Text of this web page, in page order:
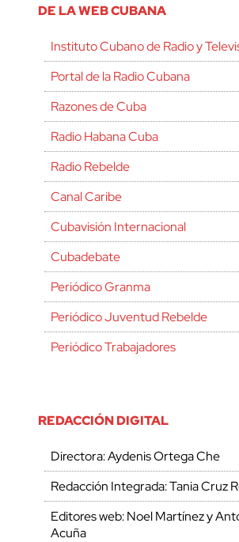
DE LA WEB CUBANA
Instituto Cubano de Radio y
Portal de la Radio Cubana
Razones de Cuba
Radio Habana Cuba
Radio Rebelde
Canal Caribe
Cubavisión Internacional
Cubadebate
Periódico Granma
Periódico Juventud Rebelde
Periódico Trabajadores
REDACCIÓN DIGITAL
Directora: Aydenis Ortega Che
Redacción Integrada: Tania Cruz
Editores web: Noel Martínez y
Acuña